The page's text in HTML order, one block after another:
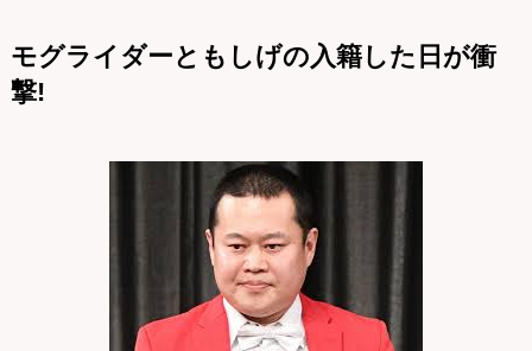
モグライダーともしげの入籍した日が衝
撃!